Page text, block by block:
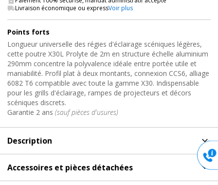
Livraison économique ou expressVoir plus
Points forts
Longueur universelle des régies d'éclairage scéniques légères,
cette poutre X30L Prolyte de 2m en structure échelle aluminium
290mm concentre la polyvalence idéale entre portée utile et
maniabilité. Profil plat à deux montants, connexion CCS6, alliage
6082 T6 compatible avec toute la gamme X30. Indispensable
pour les grills d'éclairage, rampes de projecteurs et décors
scéniques discrets.
Garantie 2 ans (sauf pièces d'usures)
Description
de Poutre de Structure Alu Échelle, X30L-L200
Prolyte
Accessoires et pièces détachées